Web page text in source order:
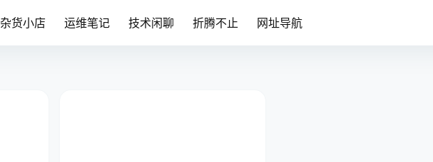
杂货小店 运维笔记 技术闲聊 折腾不止 网址导航